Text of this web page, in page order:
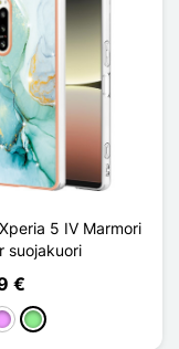
5 IV Marmori
suojakuori
€
Clair
Vert clair